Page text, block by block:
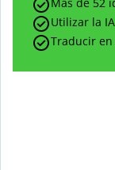
Utilizar la
Traducir